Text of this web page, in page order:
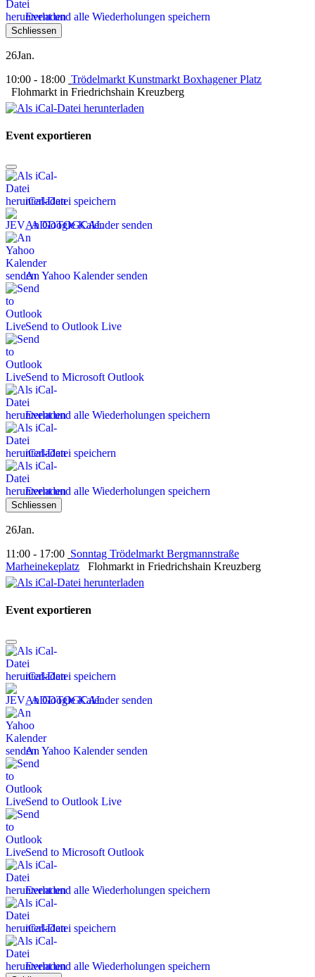
Event und alle Wiederholungen speichern
Schliessen
26Jan.
10:00 - 18:00 Trödelmarkt Kunstmarkt Boxhagener Platz
Flohmarkt in Friedrichshain Kreuzberg
Event exportieren
iCal-Datei speichern
An Google Kalender senden
An Yahoo Kalender senden
Send to Outlook Live
Send to Microsoft Outlook
Event und alle Wiederholungen speichern
iCal-Datei speichern
Event und alle Wiederholungen speichern
Schliessen
26Jan.
11:00 - 17:00 Sonntag Trödelmarkt Bergmannstraße
Marheinekeplatz Flohmarkt in Friedrichshain Kreuzberg
Event exportieren
iCal-Datei speichern
An Google Kalender senden
An Yahoo Kalender senden
Send to Outlook Live
Send to Microsoft Outlook
Event und alle Wiederholungen speichern
iCal-Datei speichern
Event und alle Wiederholungen speichern